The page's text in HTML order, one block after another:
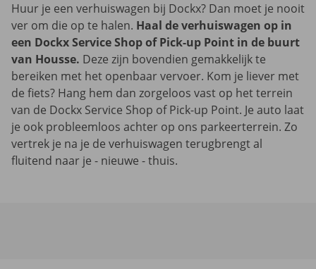
Huur je een verhuiswagen bij Dockx? Dan moet je nooit
ver om die op te halen. Haal de verhuiswagen op in
een Dockx Service Shop of Pick-up Point in de buurt
van Housse. Deze zijn bovendien gemakkelijk te
bereiken met het openbaar vervoer. Kom je liever met
de fiets? Hang hem dan zorgeloos vast op het terrein
van de Dockx Service Shop of Pick-up Point. Je auto laat
je ook probleemloos achter op ons parkeerterrein. Zo
vertrek je na je de verhuiswagen terugbrengt al
fluitend naar je - nieuwe - thuis.